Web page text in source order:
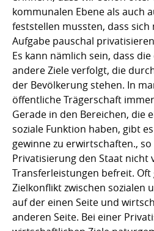
kommunalen Ebene als auch
feststellen mussten, dass
Aufgabe pauschal
Es kann nämlich sein, dass
andere Ziele verfolgt, die
der Bevölkerung stehen. In
öffentliche Trägerschaft
Gerade in den Bereichen, die
soziale Funktion haben, gibt
gewinne zu erwirtschaften.,
Privatisierung den Staat nicht
Transferleistungen befreit.
Zielkonflikt zwischen sozialen
auf der einen Seite und
anderen Seite. Bei einer